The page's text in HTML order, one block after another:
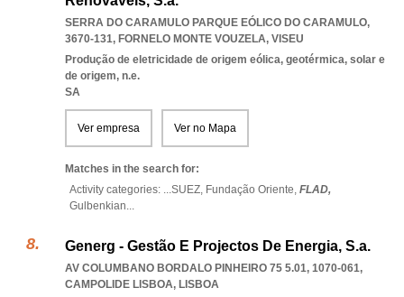
SERRA DO CARAMULO PARQUE EÓLICO DO CARAMULO,
3670-131, FORNELO MONTE VOUZELA, VISEU
Produção de eletricidade de origem eólica, geotérmica, solar e
de origem, n.e.
SA
Ver empresa Ver no Mapa
Matches in the search for:
Activity categories: ...SUEZ, Fundação Oriente, FLAD,
Gulbenkian...
Generg - Gestão E Projectos De Energia, S.a.
AV COLUMBANO BORDALO PINHEIRO 75 5.01, 1070-061,
CAMPOLIDE LISBOA, LISBOA